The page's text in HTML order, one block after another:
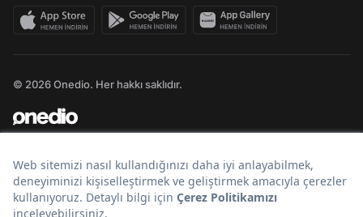
© 2026 Onedio. Her hakkı saklıdır.
Bir markasıdır.